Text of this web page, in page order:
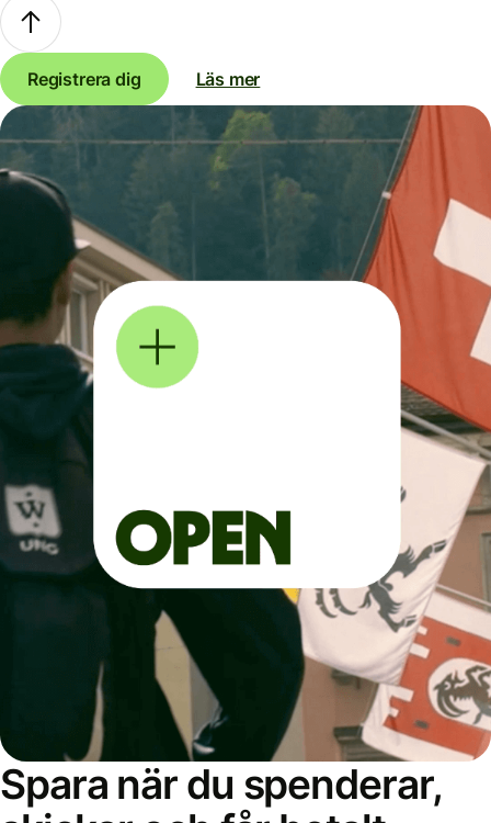
Registrera dig Läs mer
Spara när du spenderar,